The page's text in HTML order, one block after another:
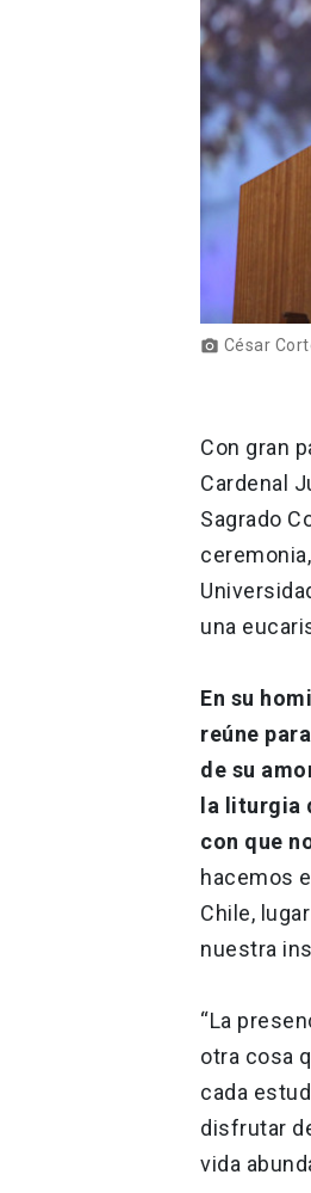
photo_camera César
Con gran
Cardenal
Sagrado
una
En su
reúne
de su
la liturgia
con que
hacemos
Chile,
nuestra
“La
otra cosa
cada
disfrutar
vida